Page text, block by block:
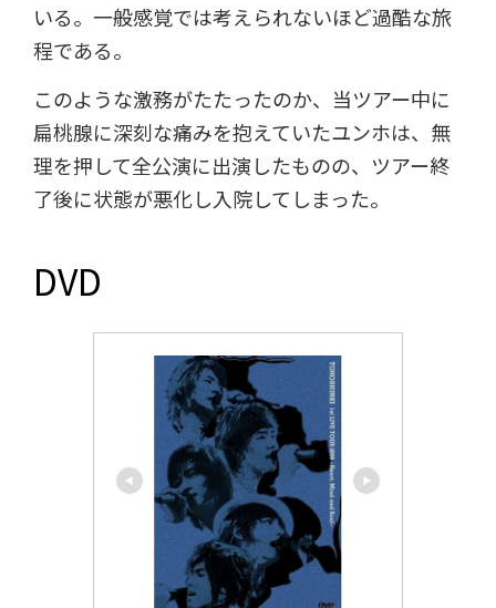
いる。一般感覚では考えられないほど過酷な旅
程である。
このような激務がたたったのか、当ツアー中に
扁桃腺に深刻な痛みを抱えていたユンホは、無
理を押して全公演に出演したものの、ツアー終
了後に状態が悪化し入院してしまった。
DVD